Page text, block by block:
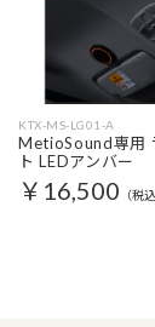
KTX-MS-LG01-A
MetioSound専用
ト LEDアンバー
￥16,500 （税込